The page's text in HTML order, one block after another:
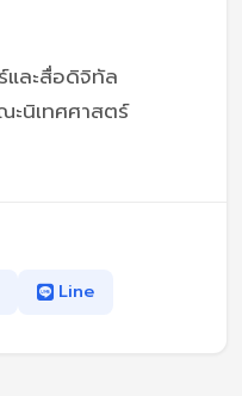
ละสื่อดิจิทัล
นิเทศศาสตร์
Line